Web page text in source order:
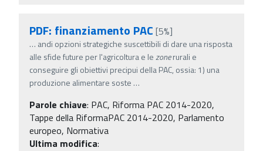
PDF: finanziamento PAC [5%]
… andi opzioni strategiche suscettibili di dare una risposta
alle sfide future per l'agricoltura e lezonerurali e
conseguire gli obiettivi precipui della PAC, ossia: 1) una
produzione alimentare soste …
Parole chiave: PAC, Riforma PAC 2014-2020,
Tappe della RiformaPAC 2014-2020, Parlamento
europeo, Normativa
Ultima modifica: